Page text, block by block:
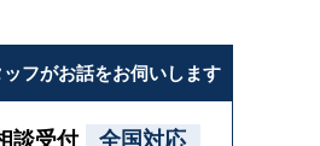
フがお話をお伺いします
談受付 全国対応